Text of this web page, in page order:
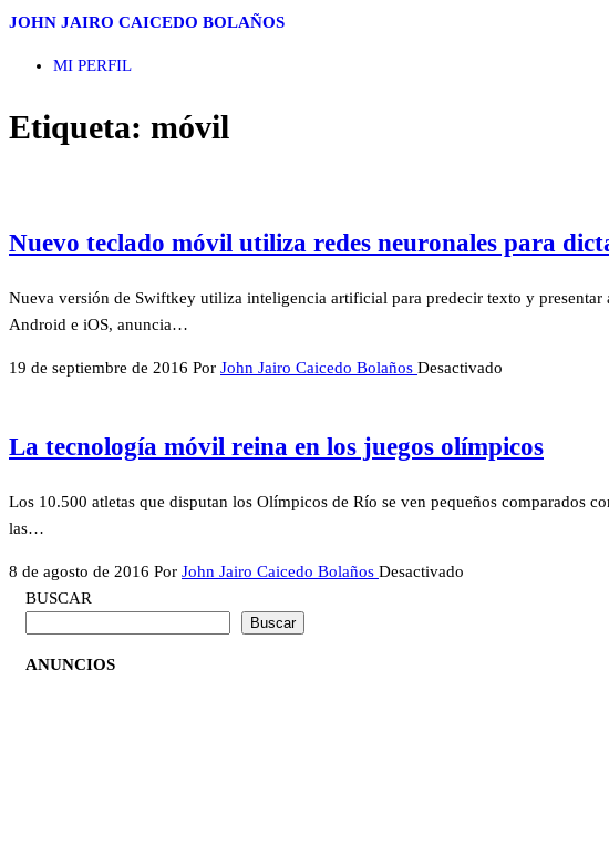
Saltar
contenido
JOHN JAIRO CAICEDO BOLAÑOS
MI PERFIL
Etiqueta: móvil
Nuevo teclado móvil utiliza redes neuronales para
Nueva versión de Swiftkey utiliza inteligencia artificial para predecir texto y
Android e iOS, anuncia…
19 de septiembre de 2016 Por John Jairo Caicedo Bolaños Desactivado
La tecnología móvil reina en los juegos olímpicos
Los 10.500 atletas que disputan los Olímpicos de Río se ven pequeños comparados
las…
8 de agosto de 2016 Por John Jairo Caicedo Bolaños Desactivado
BUSCAR
Buscar
ANUNCIOS